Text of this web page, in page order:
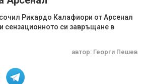
Рикардо Калафиори от Арсенал
сензационното си завръщане в
автор: Георги Пешев